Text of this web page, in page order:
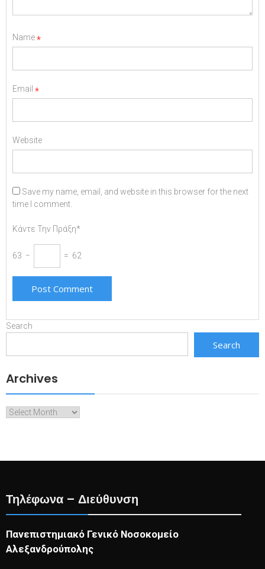
Name*
Email *
Website
Save my name, email, and website in this browser for the next
time I comment.
Κάντε Την Πράξη*
63 − = 62
Search
Search
Archives
Archives
Τηλέφωνα – Διεύθυνση
Πανεπιστημιακό Γενικό Νοσοκομείο
Αλεξανδρούπολης